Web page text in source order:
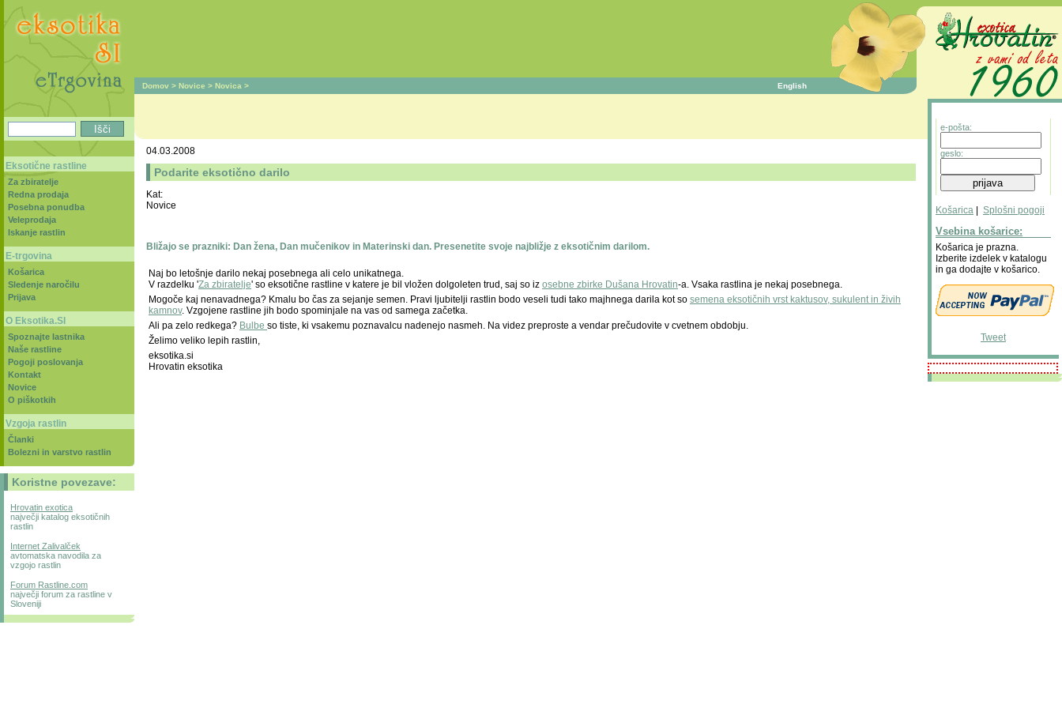
Domov > Novice > Novica > English
04.03.2008
Podarite eksotično darilo
Kat:
Novice
Bližajo se prazniki: Dan žena, Dan mučenikov in Materinski dan. Presenetite svoje najbližje z eksotičnim darilom.
Naj bo letošnje darilo nekaj posebnega ali celo unikatnega.
V razdelku 'Za zbiratelje' so eksotične rastline v katere je bil vložen dolgoleten trud, saj so iz osebne zbirke Dušana Hrovatin-a. Vsaka rastlina je nekaj posebnega.
Mogoče kaj nenavadnega? Kmalu bo čas za sejanje semen. Pravi ljubitelji rastlin bodo veseli tudi tako majhnega darila kot so semena eksotičnih vrst kaktusov, sukulent in živih
kamnov. Vzgojene rastline jih bodo spominjale na vas od samega začetka.
Ali pa zelo redkega? Bulbe so tiste, ki vsakemu poznavalcu nadenejo nasmeh. Na videz preproste a vendar prečudovite v cvetnem obdobju.
Želimo veliko lepih rastlin,
eksotika.si
Hrovatin eksotika
e-pošta:
geslo:
Košarica Splošni pogoji
Vsebina košarice:
Košarica je prazna.
Izberite izdelek v katalogu
in ga dodajte v košarico.
Tweet
Eksotične rastline
Za zbiratelje
Redna prodaja
Posebna ponudba
Veleprodaja
Iskanje rastlin
E-trgovina
Košarica
Sledenje naročilu
Prijava
O Eksotika.SI
Spoznajte lastnika
Naše rastline
Pogoji poslovanja
Kontakt
Novice
O piškotkih
Vzgoja rastlin
Članki
Bolezni in varstvo rastlin
Koristne povezave:
Hrovatin exotica
največji katalog eksotičnih
rastlin
Internet Zalivalček
avtomatska navodila za
vzgojo rastlin
Forum Rastline.com
največji forum za rastline v
Sloveniji